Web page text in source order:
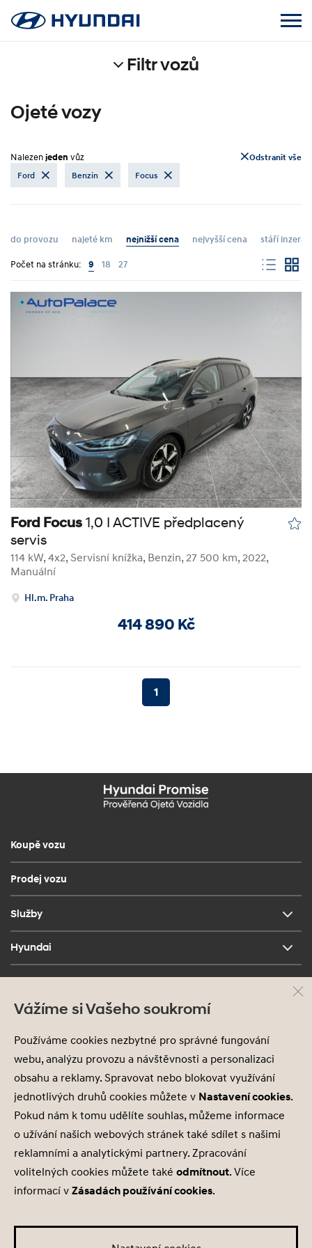
Filtr vozů
Ojeté vozy
Nalezenjeden vůz
Ford Benzin Focus
Odstranit vše
do provozu najeté km nejnižší cena nejvyšší cena stáří
Počet na stránku: 9 18 27
Ford Focus 1,0 I ACTIVE předplacený
servis
114 kW, 4x2, Servisní knížka, Benzin, 27 500 km, 2022,
Manuální
Hl.m. Praha
414 890 Kč
1
Koupě vozu
Prodej vozu
Služby
Hyundai
Kontakt
© 2026 Hyundai Motor Czech s.r.o.
Všechna práva vyhrazena
Ochrana osobních údajů
Nastavení cookies
Zásady používání cookies
Vážíme si Vašeho soukromí
Používáme cookies nezbytné pro správné fungování
webu, analýzu provozu a návštěvnosti a personalizaci
obsahu a reklamy. Spravovat nebo blokovat využívání
jednotlivých druhů cookies můžete v Nastavení cookies.
Pokud nám k tomu udělíte souhlas, můžeme informace
o užívání našich webových stránek také sdílet s našimi
reklamními a analytickými partnery. Zpracování
volitelných cookies můžete také odmítnout. Více
informací v Zásadách používání cookies.